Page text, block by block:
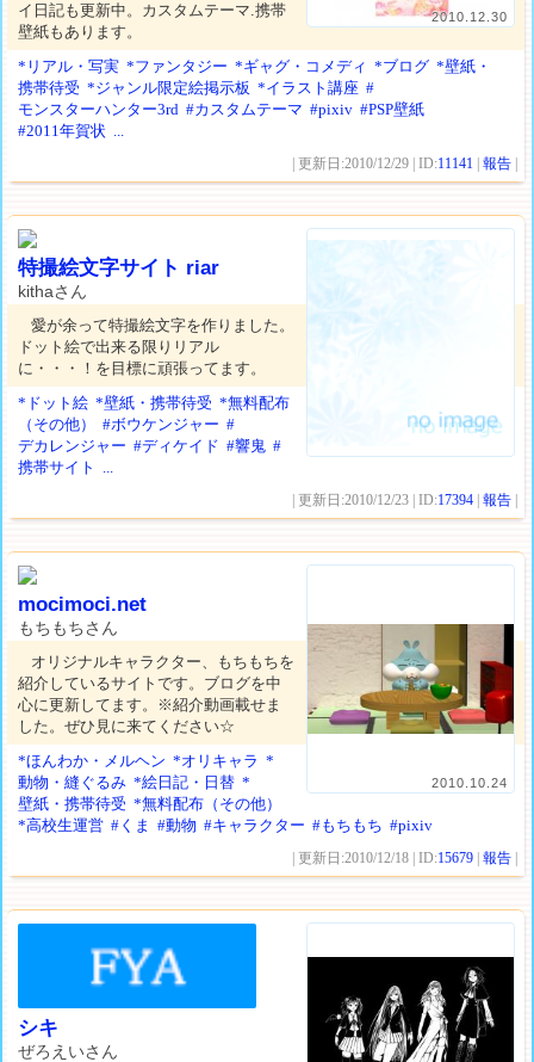
2010.12.30
イ日記も更新中。カスタムテーマ.携帯
壁紙もあります。
*リアル・写実 *ファンタジー *ギャグ・コメディ *ブログ *壁紙・
携帯待受 *ジャンル限定絵掲示板 *イラスト講座 #
モンスターハンター3rd #カスタムテーマ #pixiv #PSP壁紙
#2011年賀状 ...
| 更新日:2010/12/29 | ID:11141 |報告
特撮絵文字サイト riar
kithaさん
愛が余って特撮絵文字を作りました。
ドット絵で出来る限りリアル
に・・・！を目標に頑張ってます。
*ドット絵 *壁紙・携帯待受 *無料配布
（その他）
#ボウケンジャー #
デカレンジャー #ディケイド #響鬼 #
携帯サイト
...
| 更新日:2010/12/23 | ID:17394 |報告
2010.10.24
mocimoci.net
もちもちさん
オリジナルキャラクター、もちもちを
紹介しているサイトです。ブログを中
心に更新してます。※紹介動画載せま
した。ぜひ見に来てください☆
*ほんわか・メルヘン *オリキャラ *
動物・縫ぐるみ *絵日記・日替 *
壁紙・携帯待受 *無料配布（その他）
*高校生運営 #くま #動物 #キャラクター #もちもち #pixiv
| 更新日:2010/12/18 | ID:15679 |報告
シキ
ぜろえいさん